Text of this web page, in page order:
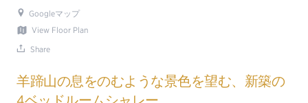
Googleマップ
View Floor Plan
Share
羊蹄山の息をのむような景色を望む、新築の